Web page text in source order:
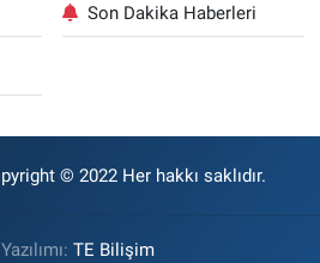
Son Dakika Haberleri
© 2022 Her hakkı saklıdır.
TE Bilişim